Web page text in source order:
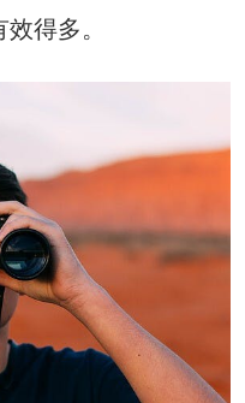
得多。